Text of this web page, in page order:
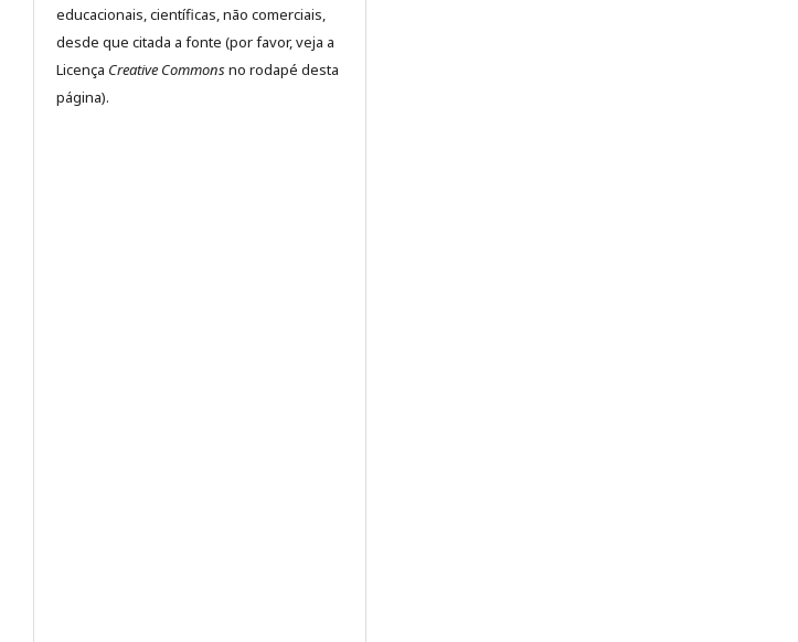
educacionais, científicas, não comerciais,
desde que citada a fonte (por favor, veja a
Licença Creative Commonsno rodapé desta
página).